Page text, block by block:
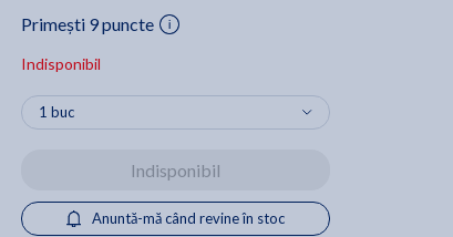
Primești 9 puncte
Indisponibil
Indisponibil
Anuntă-mă când revine în stoc